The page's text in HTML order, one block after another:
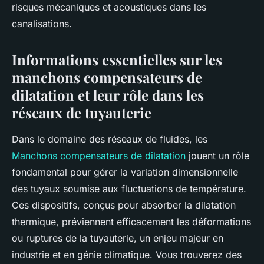
risques mécaniques et acoustiques dans les
canalisations.
Informations essentielles sur les
manchons compensateurs de
dilatation et leur rôle dans les
réseaux de tuyauterie
Dans le domaine des réseaux de fluides, les
Manchons compensateurs de dilatation jouent un rôle
fondamental pour gérer la variation dimensionnelle
des tuyaux soumise aux fluctuations de température.
Ces dispositifs, conçus pour absorber la dilatation
thermique, préviennent efficacement les déformations
ou ruptures de la tuyauterie, un enjeu majeur en
industrie et en génie climatique. Vous trouverez des